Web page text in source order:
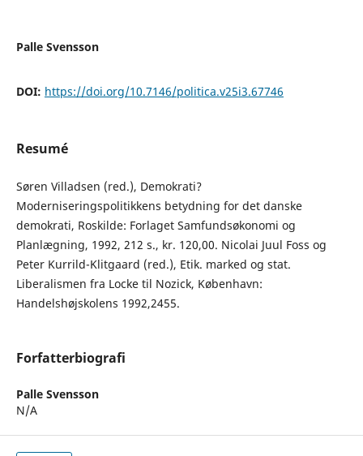
Palle Svensson
DOI: https://doi.org/10.7146/politica.v25i3.67746
Resumé
Søren Villadsen (red.), Demokrati?
Moderniseringspolitikkens betydning for det danske
demokrati, Roskilde: Forlaget Samfundsøkonomi og
Planlægning, 1992, 212 s., kr. 120,00. Nicolai Juul Foss og
Peter Kurrild-Klitgaard (red.), Etik. marked og stat.
Liberalismen fra Locke til Nozick, København:
Handelshøjskolens 1992,2455.
Forfatterbiografi
Palle Svensson
N/A